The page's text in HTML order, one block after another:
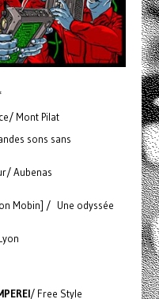
Mont Pilat
sons sans
Aubenas
Mobin] / Une odyssée
/ Free Style